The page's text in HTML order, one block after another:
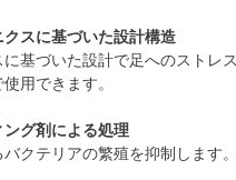
クスに基づいた設計構造
基づいた設計で足へのストレ
用できます。
ング剤による処理
クテリアの繁殖を抑制します。